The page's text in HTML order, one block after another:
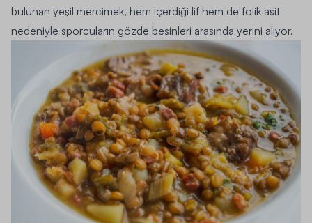
bulunan yeşil mercimek, hem içerdiği lif hem de folik asit
nedeniyle sporcuların gözde besinleri arasında yerini alıyor.